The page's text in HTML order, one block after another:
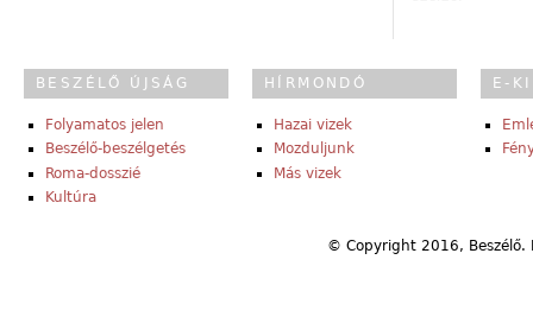
BESZÉLŐ ÚJSÁG
Folyamatos jelen
Beszélő-beszélgetés
Roma-dosszié
Kultúra
HÍRMONDÓ
Hazai vizek
Mozduljunk
Más vizek
E-
© Copyright 2016,